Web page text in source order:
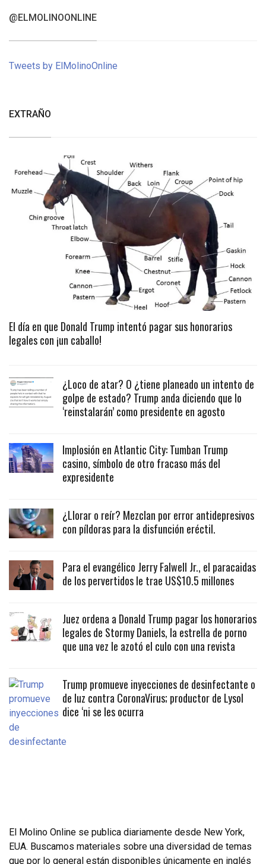
@ELMOLINOONLINE
Tweets by ElMolinoOnline
EXTRAÑO
El día en que Donald Trump intentó pagar sus honorarios
legales con ¡un caballo!
¿Loco de atar? O ¿tiene planeado un intento de
golpe de estado? Trump anda diciendo que lo
‘reinstalarán’ como presidente en agosto
Implosión en Atlantic City: Tumban Trump
casino, símbolo de otro fracaso más del
expresidente
¿Llorar o reír? Mezclan por error antidepresivos
con píldoras para la disfunción eréctil.
Para el evangélico Jerry Falwell Jr., el paracaidas
de los pervertidos le trae US$10.5 millones
Juez ordena a Donald Trump pagar los honorarios
legales de Stormy Daniels, la estrella de porno
que una vez le azotó el culo con una revista
Trump promueve inyecciones de desinfectante o
de luz contra CoronaVirus; productor de Lysol
dice ‘ni se les ocurra
El Molino Online se publica diariamente desde New York,
EUA. Buscamos materiales sobre una diversidad de temas
que por lo general están disponibles únicamente en inglés